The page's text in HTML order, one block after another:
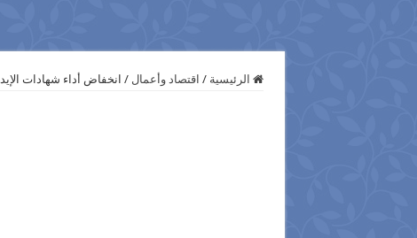
الرئيسية / اقتصاد وأعمال / انخفاض أداء شهادات